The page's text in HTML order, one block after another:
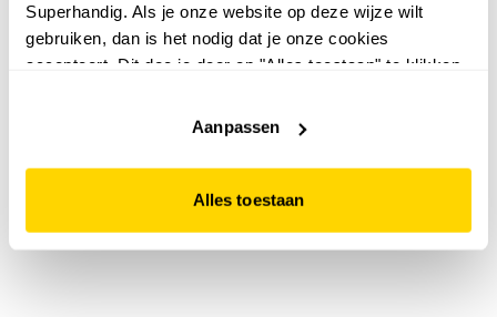
Superhandig. Als je onze website op deze wijze wilt
gebruiken, dan is het nodig dat je onze cookies
accepteert. Dit doe je door op "Alles toestaan" te klikken.
website niet optimaal functioneert.
Aanpassen
Alles toestaan